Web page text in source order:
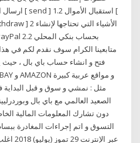
متابعينا الكرام سوف نقدم لكم في
فتح و انشاء حساب باي بال ، حيث
مثل : نمشي و سوق و قبل البداية
الصعيد العالمي مع باي بال
دون تشارك المعلومات المالية
التسوق و اتم إجراءات المغادرة
عبر